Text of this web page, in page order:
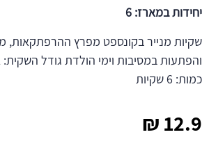
12.9
₪
יחידות במארז: 6
שקיות מנייר בקונספט מפרץ ההרפתקאות,
כמות: 6 שקיות